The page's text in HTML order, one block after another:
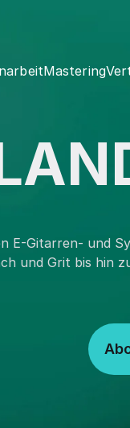
Mastering
E-Gitarren- und
und Grit bis hin